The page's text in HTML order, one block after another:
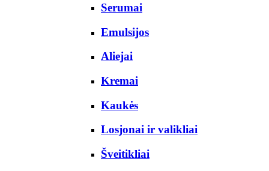
Serumai
Emulsijos
Aliejai
Kremai
Kaukės
Losjonai ir valikliai
Šveitikliai